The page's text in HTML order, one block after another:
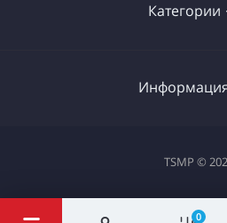
0
Категории
Доставка и
Политика
TSMP ©